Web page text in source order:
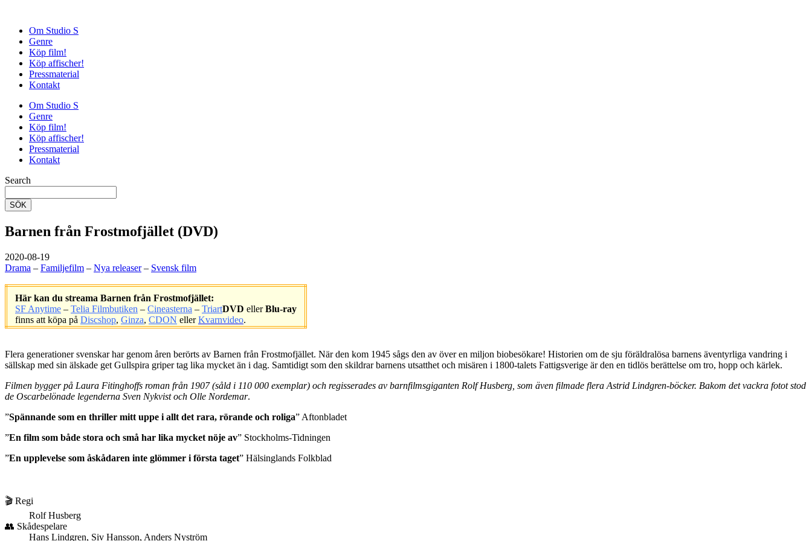
Om Studio S
Genre
Köp film!
Köp affischer!
Pressmaterial
Kontakt
Om Studio S
Genre
Köp film!
Köp affischer!
Pressmaterial
Kontakt
Search
SÖK
Barnen från Frostmofjället (DVD)
2020-08-19
Drama – Familjefilm – Nya releaser– Svensk film
Här kan du streama Barnen från Frostmofjället:
SF Anytime – Telia Filmbutiken – Cineasterna – TriartDVD ellerBlu-ray
finns att köpa på Discshop, Ginza, CDON ellerKvarnvideo.
Flera generationer svenskar har genom åren berörts av Barnen från Frostmofjället. När den kom 1945 sågs den av över en miljon biobesökare! Historien om de sju föräldralösa barnens äventyrliga vandring i
sällskap med sin älskade get Gullspira griper tag lika mycket än i dag. Samtidigt som den skildrar barnens utsatthet och misären i 1800-talets Fattigsverige är den en tidlös berättelse om tro, hopp och kärlek.
Filmen bygger på Laura Fitinghoffs roman från 1907 (såld i 110 000 exemplar) och regisserades av barnfilmsgiganten Rolf Husberg, som även filmade flera Astrid Lindgren-böcker. Bakom det vackra fotot stod
de Oscarbelönade legenderna Sven Nykvist och Olle Nordemar.
”Spännande som en thriller mitt uppe i allt det rara, rörande och roliga” Aftonbladet
”En film som både stora och små har lika mycket nöje av” Stockholms-Tidningen
”En upplevelse som åskådaren inte glömmer i första taget” Hälsinglands Folkblad
🎬 Regi
Rolf Husberg
👥 Skådespelare
Hans Lindgren, Siv Hansson, Anders Nyström